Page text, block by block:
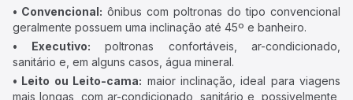
• Convencional: ônibus com poltronas do tipo convencional
geralmente possuem uma inclinação até 45º e banheiro.
• Executivo: poltronas confortáveis, ar-condicionado,
sanitário e, em alguns casos, água mineral.
• Leito ou Leito-cama: maior inclinação, ideal para viagens
mais longas, com ar-condicionado, sanitário e, possivelmente,